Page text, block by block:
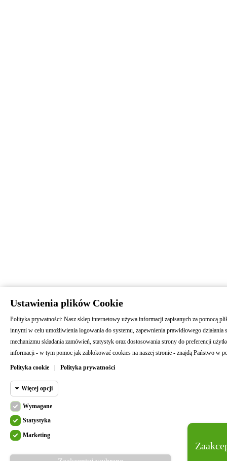
Ustawienia plików Cookie
Polityka prywatności: Nasz sklep internetowy używa informacji zapisanych za pomocą
innymi w celu umożliwienia logowania do systemu, zapewnienia prawidłowego działania
mechanizmu składania zamówień, statystyk oraz dostosowania strony do preferencji
informacji - w tym pomoc jak zablokować cookies na naszej stronie - znajdą Państwo w
Polityka cookie | Polityka prywatności
Więcej opcji
Wymagane
Wymagane pliki cookie oraz cookie HttpOnly. Pliki cookie
Cookie
Wymagane
Statystyka
Marketing